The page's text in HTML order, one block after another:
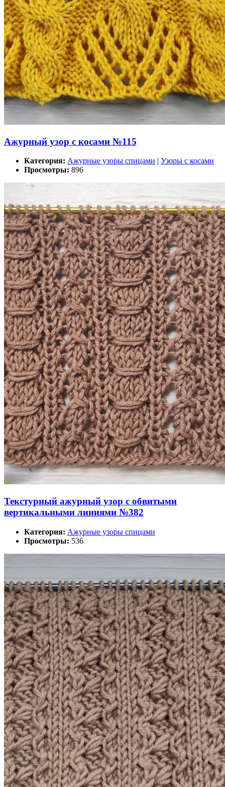
Ажурный узор с косами №115
Категория: Ажурные узоры спицами | Узоры с косами
Просмотры: 896
Текстурный ажурный узор с обвитыми
вертикальными линиями №382
Категория: Ажурные узоры спицами
Просмотры: 536